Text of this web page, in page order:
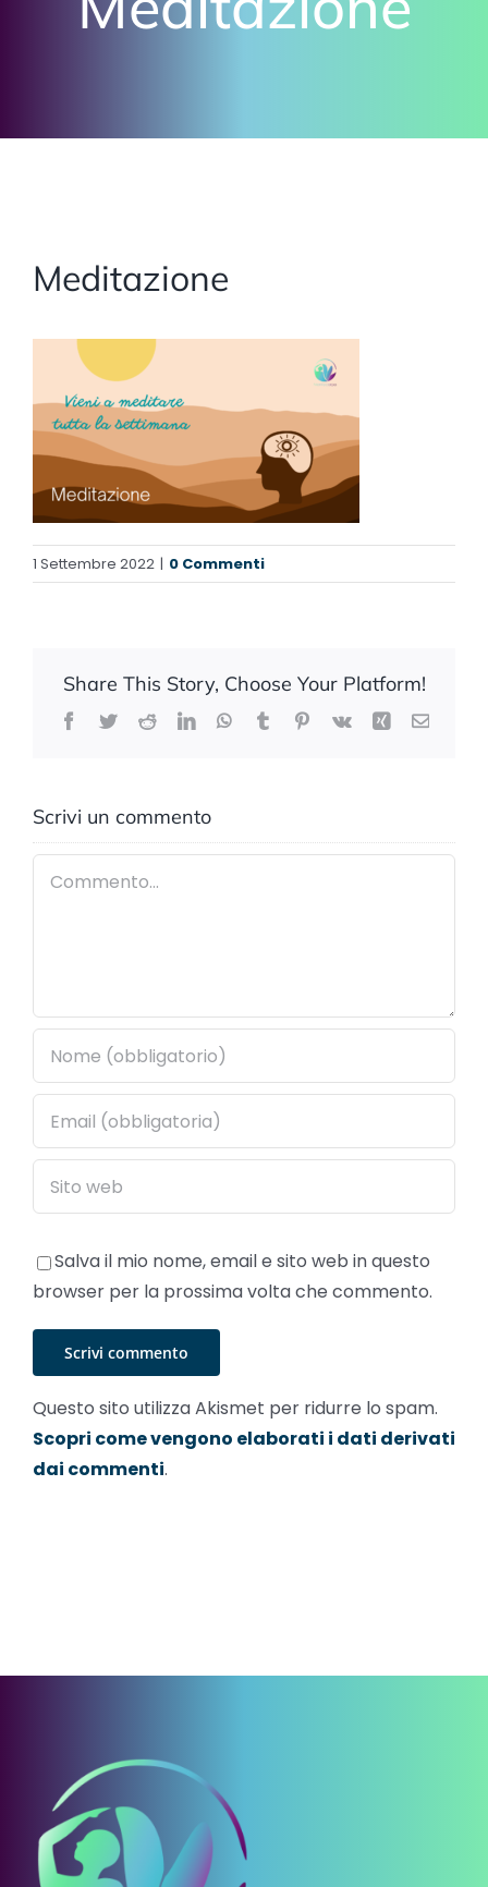
Meditazione
1 Settembre 2022 | 0 Commenti
Share This Story, Choose Your Platform!
Facebook
TwitterRedditLinkedInWhatsApp
TumblrPinterest
Vk XingEmail
Scrivi un commento
Salva il mio nome, email e sito web in questo
browser per la prossima volta che commento.
Questo sito utilizza Akismet per ridurre lo spam.
Scopri come vengono elaborati i dati derivati
dai commenti.